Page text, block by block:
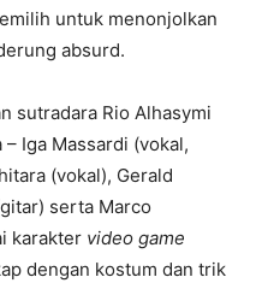
untuk menonjolkan
absurd.
sutradara Rio Alhasymi
Iga Massardi (vokal,
(vokal), Gerald
serta Marco
karakter video game
dengan kostum dan trik